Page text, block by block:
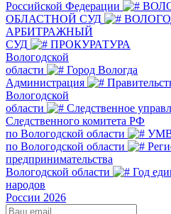
Российской Федерации
ОБЛАСТНОЙ СУД
АРБИТРАЖНЫЙ
СУД
ПРОКУРАТУРА
Вологодской
области
Город Вологда
Администрация
Вологодской
области
Следственное
Следственного комитета РФ
по Вологодской области
по Вологодской области
предпринимательства
Вологодской области
Год
народов
России 2026